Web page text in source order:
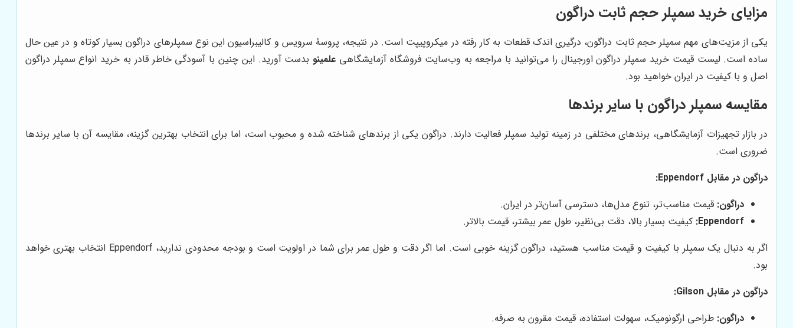
مزایای خرید سمپلر حجم ثابت دراگون
یکی از مزیت‌های مهم سمپلر حجم ثابت دراگون، درگیری اندک قطعات به کار رفته در میکروپیپت است. در نتیجه، پروسۀ سرویس و کالیبراسیون این نوع سمپلرهای دراگون بسیار کوتاه و در عین حال
ساده است. لیست قیمت خرید سمپلر دراگون اورجینال را می‌توانید با مراجعه به وب‌سایت فروشگاه آزمایشگاهی علمینوبدست آورید. این چنین با آسودگی خاطر قادر به خرید انواع سمپلر دراگون
اصل و با کیفیت در ایران خواهید بود.
مقایسه سمپلر دراگون با سایر برندها
در بازار تجهیزات آزمایشگاهی، برندهای مختلفی در زمینه تولید سمپلر فعالیت دارند. دراگون یکی از برندهای شناخته شده و محبوب است، اما برای انتخاب بهترین گزینه، مقایسه آن با سایر برندها
ضروری است.
دراگون در مقابل Eppendorf:
دراگون: قیمت مناسب‌تر، تنوع مدل‌ها، دسترسی آسان‌تر در ایران.
Eppendorf: کیفیت بسیار بالا، دقت بی‌نظیر، طول عمر بیشتر، قیمت بالاتر.
اگر به دنبال یک سمپلر با کیفیت و قیمت مناسب هستید، دراگون گزینه خوبی است. اما اگر دقت و طول عمر برای شما در اولویت است و بودجه محدودی ندارید، Eppendorf انتخاب بهتری خواهد
بود.
دراگون در مقابل Gilson:
دراگون: طراحی ارگونومیک، سهولت استفاده، قیمت مقرون به صرفه.